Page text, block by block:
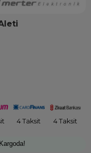
4 Taksit 4 Taksit
Kargoda!